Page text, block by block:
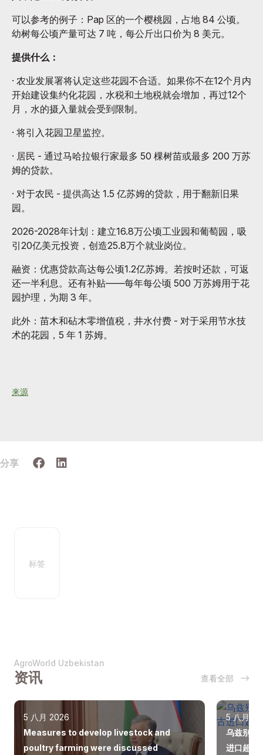
可以参考的例子：Pap 区的一个樱桃园，占地 84 公顷。
幼树每公顷产量可达 7 吨，每公斤出口价为 8 美元。
提供什么：
· 农业发展署将认定这些花园不合适。如果你不在12个月内
开始建设集约化花园，水税和土地税就会增加，再过12个
月，水的摄入量就会受到限制。
· 将引入花园卫星监控。
· 居民 - 通过马哈拉银行家最多 50 棵树苗或最多 200 万苏
姆的贷款。
· 对于农民 - 提供高达 1.5 亿苏姆的贷款，用于翻新旧果
园。
2026-2028年计划：建立16.8万公顷工业园和葡萄园，吸
引20亿美元投资，创造25.8万个就业岗位。
融资：优惠贷款高达每公顷1.2亿苏姆。若按时还款，可返
还一半利息。还有补贴——每年每公顷 500 万苏姆用于花
园护理，为期 3 年。
此外：苗木和砧木零增值税，井水付费 - 对于采用节水技
术的花园，5 年 1 苏姆。
来源
分享
标签
AgroWorld Uzbekistan
资讯 查看全部
5 八月 2026
Measures to develop livestock and
poultry farming were discussed
5 八月
乌兹别克
进口超过